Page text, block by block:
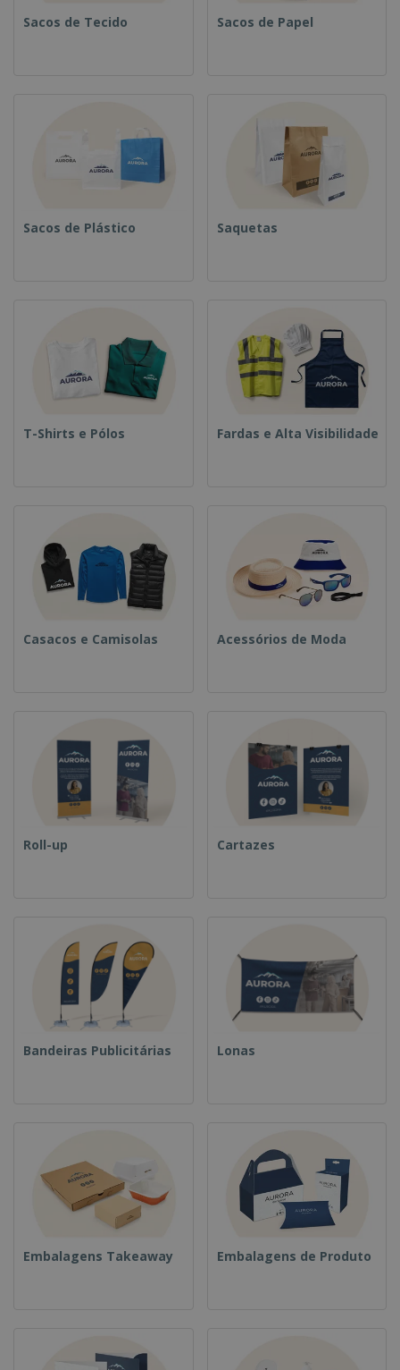
Sacos de Tecido Sacos de Papel
Sacos de Plástico Saquetas
T-Shirts e Pólos Fardas e Alta Visibilidade
Casacos e Camisolas Acessórios de Moda
Roll-up Cartazes
Bandeiras Publicitárias Lonas
Embalagens Takeaway Embalagens de Produto